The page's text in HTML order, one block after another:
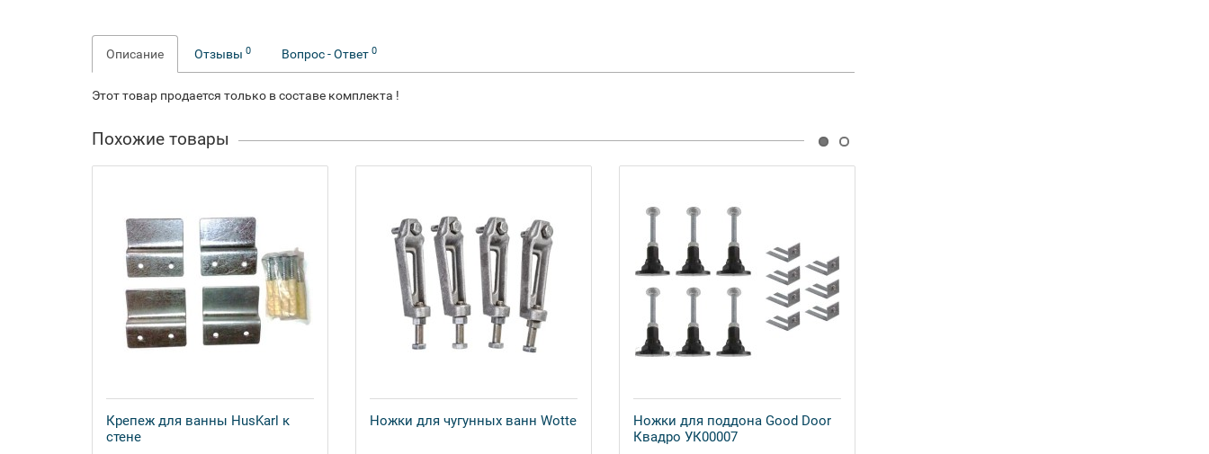
Описание Отзывы 0 Вопрос - Ответ 0
Этот товар продается только в составе комплекта !
Похожие товары
Крепеж для ванны HusKarl к
стене
Ножки для чугунных ванн Wotte
Ножки для поддона Good Door
Квадро УК00007